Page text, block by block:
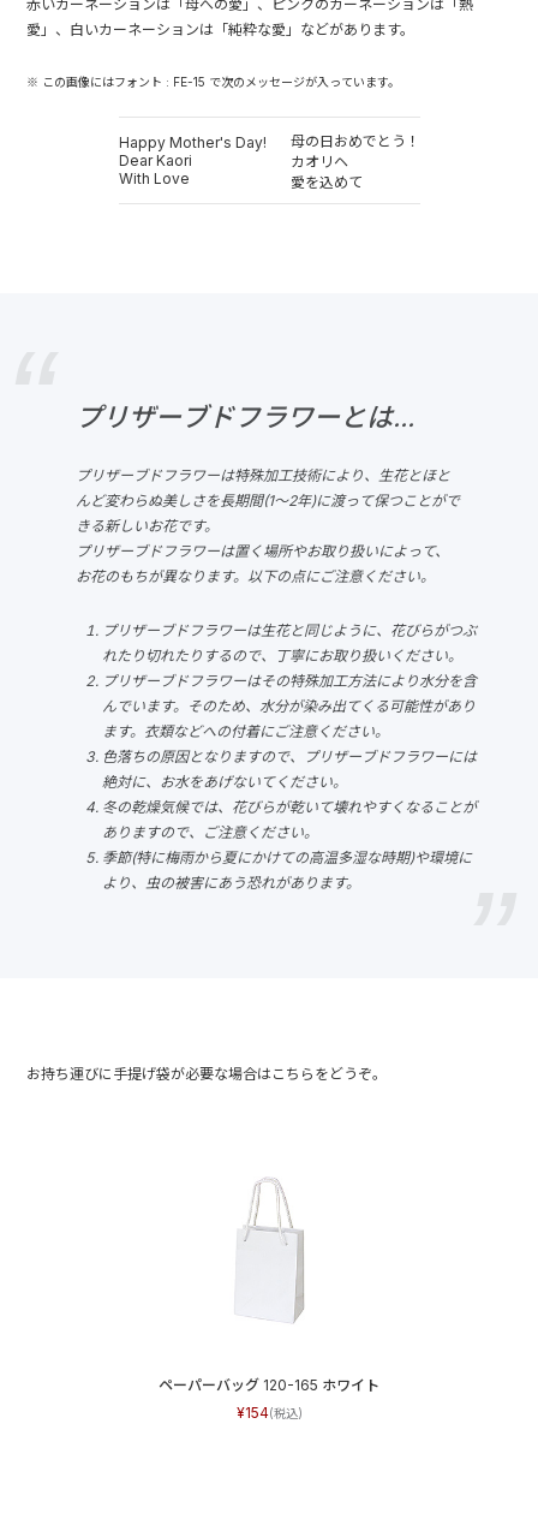
赤いカーネーションは「母への愛」、ピンクのカーネーションは「熱
愛」、白いカーネーションは「純粋な愛」などがあります。
※ この画像にはフォント : FE-15 で次のメッセージが入っています。
Happy Mother's Day!
Dear Kaori
With Love
母の日おめでとう！
カオリヘ
愛を込めて
プリザーブドフラワーとは...
プリザーブドフラワーは特殊加工技術により、生花とほと
んど変わらぬ美しさを長期間(1～2年)に渡って保つことがで
きる新しいお花です。
プリザーブドフラワーは置く場所やお取り扱いによって、
お花のもちが異なります。以下の点にご注意ください。
プリザーブドフラワーは生花と同じように、花びらがつぶ
れたり切れたりするので、丁寧にお取り扱いください。
プリザーブドフラワーはその特殊加工方法により水分を含
んでいます。そのため、水分が染み出てくる可能性があり
ます。衣類などへの付着にご注意ください。
色落ちの原因となりますので、プリザーブドフラワーには
絶対に、お水をあげないてください。
冬の乾燥気候では、花びらが乾いて壊れやすくなることが
ありますので、ご注意ください。
季節(特に梅雨から夏にかけての高温多湿な時期)や環境に
より、虫の被害にあう恐れがあります。
お持ち運びに手提げ袋が必要な場合はこちらをどうぞ。
ペーパーバッグ 120-165 ホワイト
154